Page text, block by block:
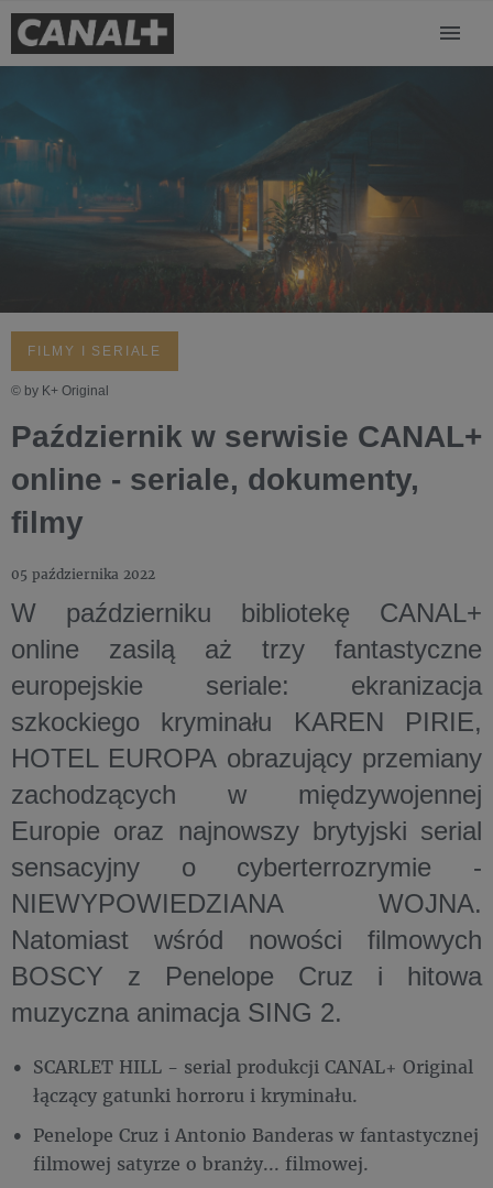
FILMY I SERIALE
© by K+ Original
Październik w serwisie CANAL+
online - seriale, dokumenty,
filmy
05 października 2022
W październiku bibliotekę CANAL+
online zasilą aż trzy fantastyczne
europejskie seriale: ekranizacja
szkockiego kryminału KAREN PIRIE,
HOTEL EUROPA obrazujący przemiany
zachodzących w międzywojennej
Europie oraz najnowszy brytyjski serial
sensacyjny o cyberterrozrymie -
NIEWYPOWIEDZIANA WOJNA.
Natomiast wśród nowości filmowych
BOSCY z Penelope Cruz i hitowa
muzyczna animacja SING 2.
SCARLET HILL - serial produkcji CANAL+ Original
łączący gatunki horroru i kryminału.
Penelope Cruz i Antonio Banderas w fantastycznej
filmowej satyrze o branży... filmowej.